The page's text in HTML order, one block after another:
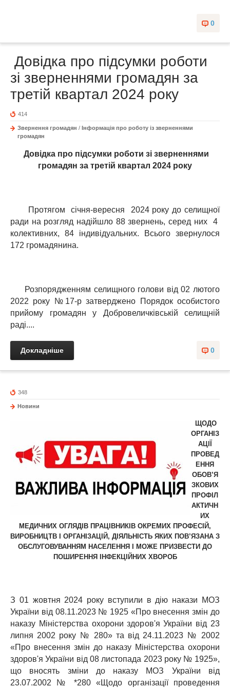
0
Довідка про підсумки роботи
зі зверненнями громадян за
третій квартал 2024 року
414
Звернення громадян / Інформація про роботу із зверненнями
громадян
Довідка про підсумки роботи зі зверненнями
громадян за третій квартал 2024 року
Протягом січня-вересня 2024 року до селищної
ради на розгляд надійшло 88 звернень, серед них 4
колективних, 84 індивідуальних. Всього звернулося
172 громадянина.
Розпорядженням селищного голови від 02 лютого
2022 року №17-р затверджено Порядок особистого
прийому громадян у Добровеличківській селищній
раді....
0
Докладніше
348
Новини
ЩОДО
ОРГАНІЗ
АЦІЇ
ПРОВЕД
ЕННЯ
ОБОВ’Я
ЗКОВИХ
ПРОФІЛ
АКТИЧН
ИХ
МЕДИЧНИХ ОГЛЯДІВ ПРАЦІВНИКІВ ОКРЕМИХ ПРОФЕСІЙ,
ВИРОБНИЦТВ І ОРГАНІЗАЦІЙ, ДІЯЛЬНІСТЬ ЯКИХ ПОВ’ЯЗАНА З
ОБСЛУГОВУВАННЯМ НАСЕЛЕННЯ І МОЖЕ ПРИЗВЕСТИ ДО
ПОШИРЕННЯ ІНФЕКЦІЙНИХ ХВОРОБ
З 01 жовтня 2024 року вступили в дію накази МОЗ
України від 08.11.2023 № 1925 «Про внесення змін до
наказу Міністерства охорони здоров'я України від 23
липня 2002 року № 280» та від 24.11.2023 № 2002
«Про внесення змін до наказу Міністерства охорони
здоров'я України від 08 листопада 2023 року № 1925»,
що вносять зміни до наказу МОЗ України від
23.07.2002 № *280 «Щодо організації проведення